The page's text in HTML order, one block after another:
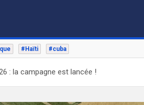
#Haïti #cuba
: la campagne est lancée !